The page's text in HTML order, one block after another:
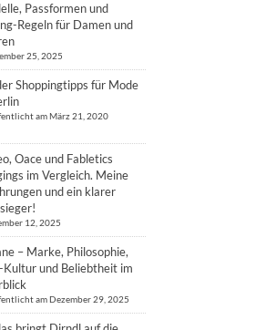
Passformen und
Regeln für Damen und
25, 2025
Shoppingtipps für Mode
am März 21, 2020
Oace und Fabletics
im Vergleich. Meine
und ein klarer
12, 2025
– Marke, Philosophie,
Kultur und Beliebtheit im
am Dezember 29, 2025